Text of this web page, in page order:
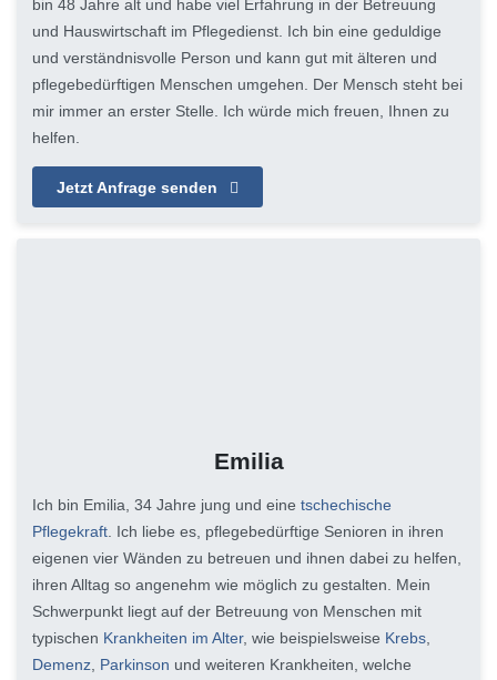
bin 48 Jahre alt und habe viel Erfahrung in der Betreuung
und Hauswirtschaft im Pflegedienst. Ich bin eine geduldige
und verständnisvolle Person und kann gut mit älteren und
pflegebedürftigen Menschen umgehen. Der Mensch steht bei
mir immer an erster Stelle. Ich würde mich freuen, Ihnen zu
helfen.
Jetzt Anfrage senden
Emilia
Ich bin Emilia, 34 Jahre jung und eine tschechische
Pflegekraft . Ich liebe es, pflegebedürftige Senioren in ihren
eigenen vier Wänden zu betreuen und ihnen dabei zu helfen,
ihren Alltag so angenehm wie möglich zu gestalten. Mein
Schwerpunkt liegt auf der Betreuung von Menschen mit
typischen Krankheiten im Alter, wie beispielsweise Krebs
Demenz Parkinson und weiteren Krankheiten, welche